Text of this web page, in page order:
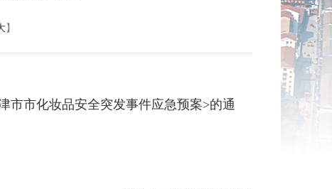
】
市市化妆品安全突发事件应急预案>的通